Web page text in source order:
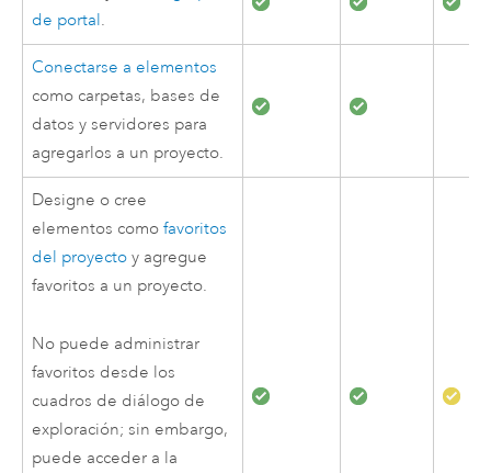
de portal.
Conectarse a elementos
como carpetas, bases de
datos y servidores para
agregarlos a un proyecto.
Designe o cree
elementos comofavoritos
del proyecto y agregue
favoritos a un proyecto.
No puede administrar
favoritos desde los
cuadros de diálogo de
exploración; sin embargo,
puede acceder a la